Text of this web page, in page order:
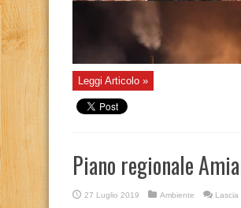
Leggi Articolo »
Piano regionale
27 Luglio 2019 Ambiente Lascia